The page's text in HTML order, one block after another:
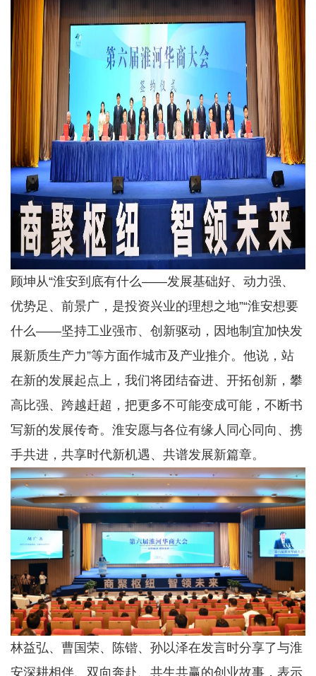
顾坤从“淮安到底有什么——发展基础好、动力强、
优势足、前景广，是投资兴业的理想之地”“淮安想要
什么——坚持工业强市、创新驱动，因地制宜加快发
展新质生产力”等方面作城市及产业推介。他说，站
在新的发展起点上，我们将团结奋进、开拓创新，攀
高比强、跨越赶超，把更多不可能变成可能，不断书
写新的发展传奇。淮安愿与各位有缘人同心同向、携
手共进，共享时代新机遇、共谱发展新篇章。
林益弘、曹国荣、陈锴、孙以泽在发言时分享了与淮
安深耕相伴、双向奔赴、共生共赢的创业故事，表示